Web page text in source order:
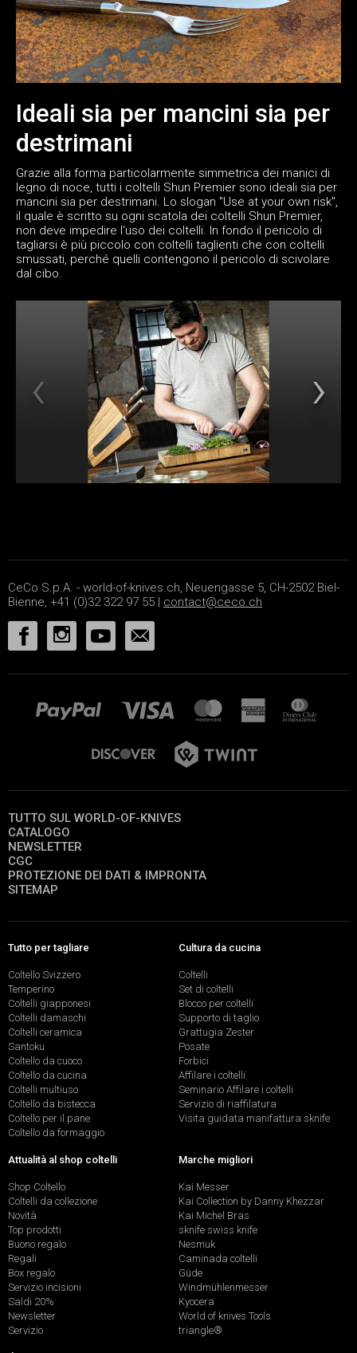
Ideali sia per mancini sia per
destrimani
Grazie alla forma particolarmente simmetrica dei manici di
legno di noce, tutti i coltelli Shun Premier sono ideali sia per
mancini sia per destrimani. Lo slogan "Use at your own risk",
il quale è scritto su ogni scatola dei coltelli Shun Premier,
non deve impedire l'uso dei coltelli. In fondo il pericolo di
tagliarsi è più piccolo con coltelli taglienti che con coltelli
smussati, perché quelli contengono il pericolo di scivolare
dal cibo.
CeCo S.p.A. - world-of-knives.ch, Neuengasse 5, CH-2502 Biel-
Bienne, +41 (0)32 322 97 55 | contact@ceco.ch
TUTTO SUL WORLD-OF-KNIVES
CATALOGO
NEWSLETTER
CGC
PROTEZIONE DEI DATI & IMPRONTA
SITEMAP
Tutto per tagliare
Coltello Svizzero
Temperino
Coltelli giapponesi
Coltelli damaschi
Coltelli ceramica
Santoku
Coltello da cuoco
Coltello da cucina
Coltelli multiuso
Coltello da bistecca
Coltello per il pane
Coltello da formaggio
Cultura da cucina
Coltelli
Set di coltelli
Blocco per coltelli
Supporto di taglio
Grattugia Zester
Posate
Forbici
Affilare i coltelli
Seminario Affilare i coltelli
Servizio di riaffilatura
Visita guidata manifattura sknife
Attualità al shop coltelli
Shop Coltello
Coltelli da collezione
Novità
Top prodotti
Buono regalo
Regali
Box regalo
Servizio incisioni
Saldi 20%
Newsletter
Servizio
Marche migliori
Kai Messer
Kai Collection by Danny Khezzar
Kai Michel Bras
sknife swiss knife
Nesmuk
Caminada coltelli
Güde
Windmühlenmesser
Kyocera
World of knives Tools
triangle®